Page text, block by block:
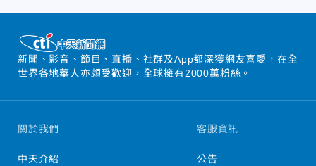
新聞、影音、節目、直播、社群及App都深獲網友喜愛，在全
世界各地華人亦頗受歡迎，全球擁有2000萬粉絲。
關於我們
中天介紹
客服資訊
公告